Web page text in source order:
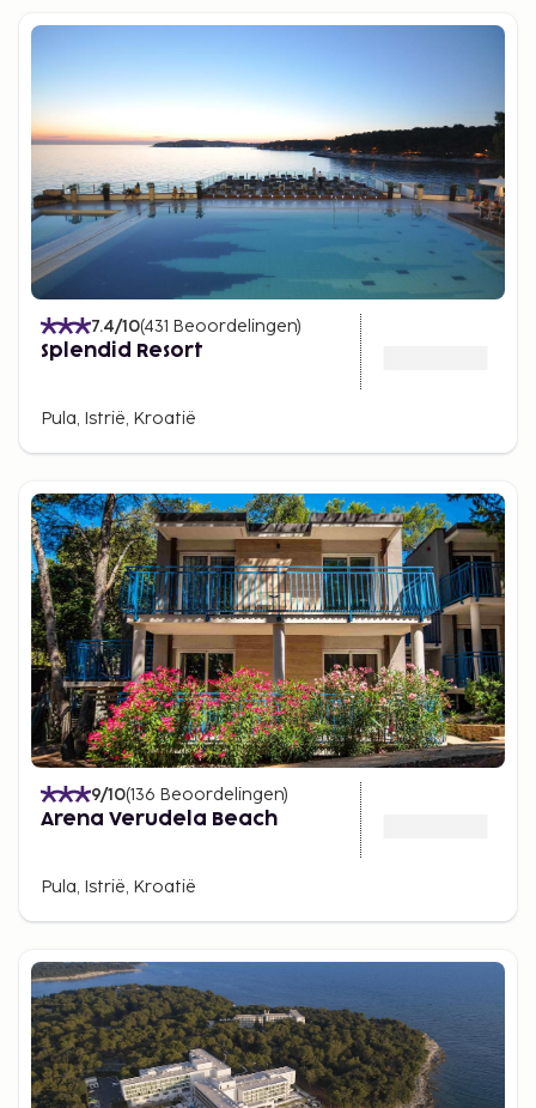
7.4/10(431 Beoordelingen)
Splendid Resort
Pula, Istrië, Kroatië
9/10(136 Beoordelingen)
Arena Verudela Beach
Pula, Istrië, Kroatië